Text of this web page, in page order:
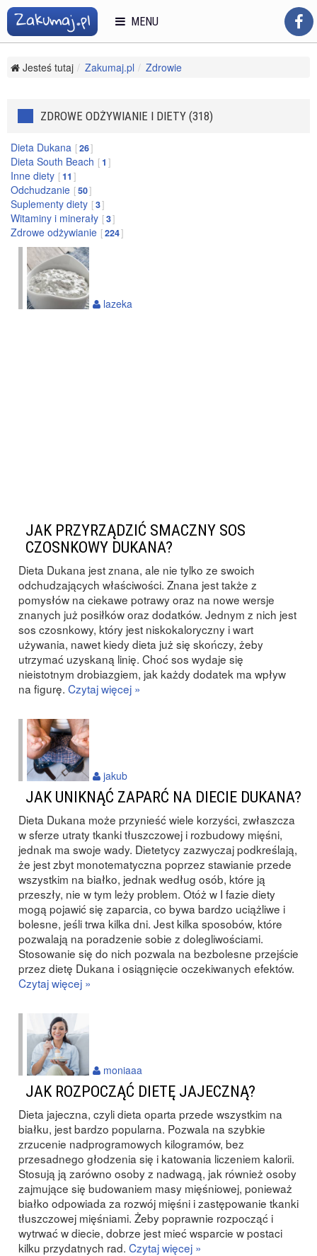
Jesteś tutaj Zakumaj.pl
Zdrowie
ZDROWE ODŻYWIANIE I DIETY (318)
Dieta Dukana 26
Dieta South Beach 1
Inne diety 11
Odchudzanie 50
Suplementy diety 3
Witaminy i minerały 3
Zdrowe odżywianie 224
JAK PRZYRZĄDZIĆ SMACZNY SOS
CZOSNKOWY DUKANA?
Dieta Dukana jest znana, ale nie tylko ze swoich
odchudzających właściwości. Znana jest także z
pomysłów na ciekawe potrawy oraz na nowe wersje
znanych już posiłków oraz dodatków. Jednym z nich jest
sos czosnkowy, który jest niskokaloryczny i wart
używania, nawet kiedy dieta już się skończy, żeby
utrzymać uzyskaną linię. Choć sos wydaje się
nieistotnym drobiazgiem, jak każdy dodatek ma wpływ
na figurę. Czytaj więcej »
lazeka
JAK UNIKNĄĆ ZAPARĆ NA DIECIE DUKANA?
Dieta Dukana może przynieść wiele korzyści, zwłaszcza
w sferze utraty tkanki tłuszczowej i rozbudowy mięśni,
jednak ma swoje wady. Dietetycy zazwyczaj podkreślają,
że jest zbyt monotematyczna poprzez stawianie przede
wszystkim na białko, jednak według osób, które ją
przeszły, nie w tym leży problem. Otóż w I fazie diety
mogą pojawić się zaparcia, co bywa bardzo uciążliwe i
bolesne, jeśli trwa kilka dni. Jest kilka sposobów, które
pozwalają na poradzenie sobie z dolegliwościami.
Stosowanie się do nich pozwala na bezbolesne przejście
przez dietę Dukana i osiągnięcie oczekiwanych efektów.
Czytaj więcej »
jakub
JAK ROZPOCZĄĆ DIETĘ JAJECZNĄ?
Dieta jajeczna, czyli dieta oparta przede wszystkim na
białku, jest bardzo popularna. Pozwala na szybkie
zrzucenie nadprogramowych kilogramów, bez
przesadnego głodzenia się i katowania liczeniem kalorii.
Stosują ją zarówno osoby z nadwagą, jak również osoby
zajmujące się budowaniem masy mięśniowej, ponieważ
białko odpowiada za rozwój mięśni i zastępowanie tkanki
tłuszczowej mięśniami. Żeby poprawnie rozpocząć i
wytrwać w diecie, dobrze jest mieć wsparcie w postaci
kilku przydatnych rad. Czytaj więcej »
moniaaa
MENU